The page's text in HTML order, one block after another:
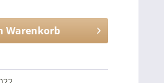
Warenkorb